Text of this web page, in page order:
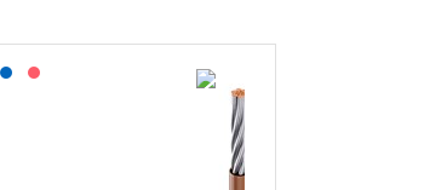
Lagerført: NEK Kabel